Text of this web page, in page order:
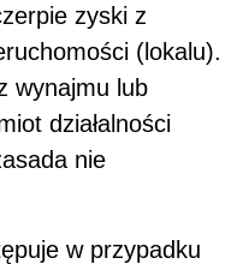
zyski z
(lokalu).
wynajmu lub
działalności
nie
w przypadku